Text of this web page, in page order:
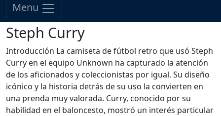
Menu
Steph Curry
Introducción La camiseta de fútbol retro que usó Steph
Curry en el equipo Unknown ha capturado la atención
de los aficionados y coleccionistas por igual. Su diseño
icónico y la historia detrás de su uso la convierten en
una prenda muy valorada. Curry, conocido por su
habilidad en el baloncesto, mostró un interés particular